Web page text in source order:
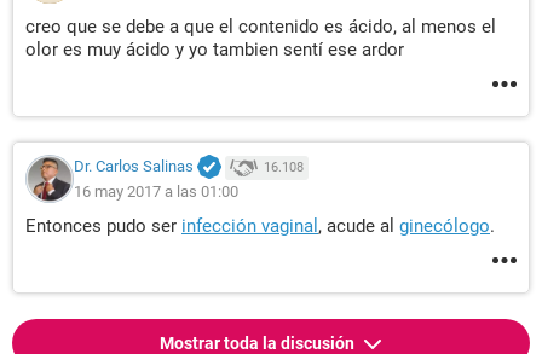
creo que se debe a que el contenido es ácido, al menos el
olor es muy ácido y yo tambien sentí ese ardor
Dr. Carlos Salinas 16.108
16 may 2017 a las 01:00
Entonces pudo ser infección vaginal , acude al ginecólogo.
Mostrar toda la discusión